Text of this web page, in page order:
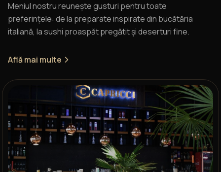
Meniul nostru reunește gusturi pentru toate
preferințele: de la preparate inspirate din bucătăria
italiană, la sushi proaspăt pregătit și deserturi fine.
Află mai multe